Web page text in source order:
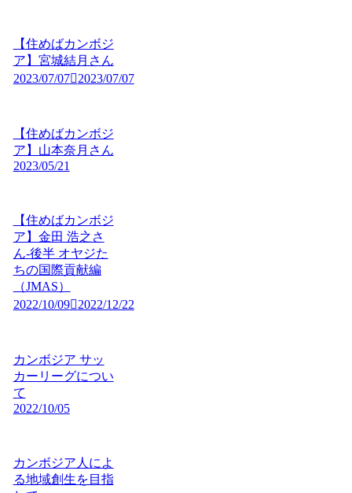
【住めばカンボジ
ア】宮城結月さん
2023/07/07
2023/07/07
【住めばカンボジ
ア】山本奈月さん
2023/05/21
【住めばカンボジ
ア】金田 浩之さ
ん-後半 オヤジた
ちの国際貢献編
（JMAS）
2022/10/09
2022/12/22
カンボジア サッ
カーリーグについ
て
2022/10/05
カンボジア人によ
る地域創生を目指